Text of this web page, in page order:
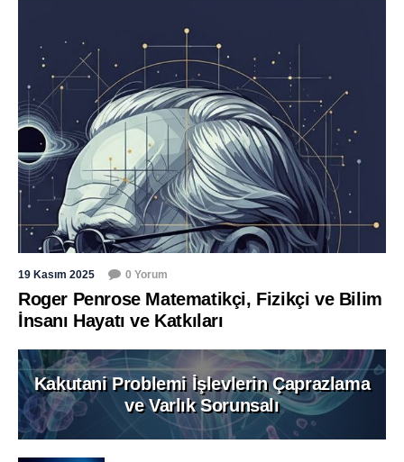
19 Kasım 2025 0 Yorum
Roger Penrose Matematikçi, Fizikçi ve Bilim
İnsanı Hayatı ve Katkıları
Kakutani Problemi İşlevlerin Çaprazlama
ve Varlık Sorunsalı